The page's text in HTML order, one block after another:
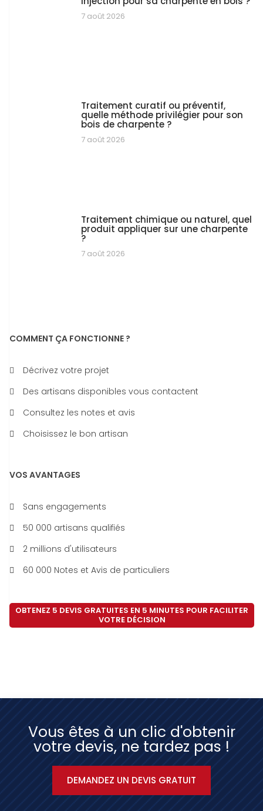
7 août 2026
Traitement curatif ou préventif,
quelle méthode privilégier pour son
bois de charpente ?
7 août 2026
Traitement chimique ou naturel, quel
produit appliquer sur une charpente
?
7 août 2026
COMMENT ÇA FONCTIONNE ?
Décrivez votre projet
Des artisans disponibles vous contactent
Consultez les notes et avis
Choisissez le bon artisan
VOS AVANTAGES
Sans engagements
50 000 artisans qualifiés
2 millions d'utilisateurs
60 000 Notes et Avis de particuliers
OBTENEZ 5 DEVIS GRATUITES EN 5 MINUTES POUR FACILITER
VOTRE DÉCISION
Vous êtes à un clic d'obtenir
votre devis, ne tardez pas !
DEMANDEZ UN DEVIS GRATUIT